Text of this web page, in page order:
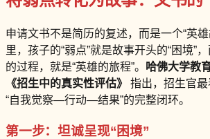
申请文书不是简历的复述，而是一个“英
里，孩子的“弱点”就是故事开头的“困境”
的过程，就是“英雄的旅程”。 哈佛大学教
《招生中的真实性评估》
指出，招生官
“自我觉察—行动—结果”的完整闭环。
第一步：坦诚呈现“困境”